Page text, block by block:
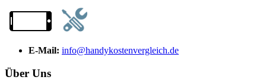
E-Mail: info@handykostenvergleich.de
Über Uns